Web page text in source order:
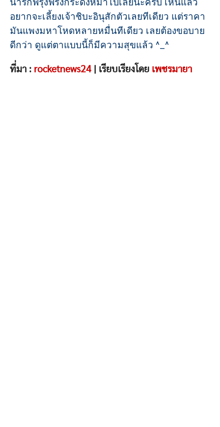
น่ารักฟรุ้งฟริ๊งกระดิ่งหมาไปเลยนะครับ เห็นแล้ว
อยากจะเลี้ยงเจ้าชิบะอินุสักตัวเลยทีเดียว แต่ราคา
มันแพงมหาโหดหลายหมื่นทีเดียว เลยต้องขอบาย
ดีกว่า ดูแต่ตาแบบนี้ก็มีความสุขแล้ว ^_^
ที่มา : rocketnews24 | เรียบเรียงโดย เพชรมายา